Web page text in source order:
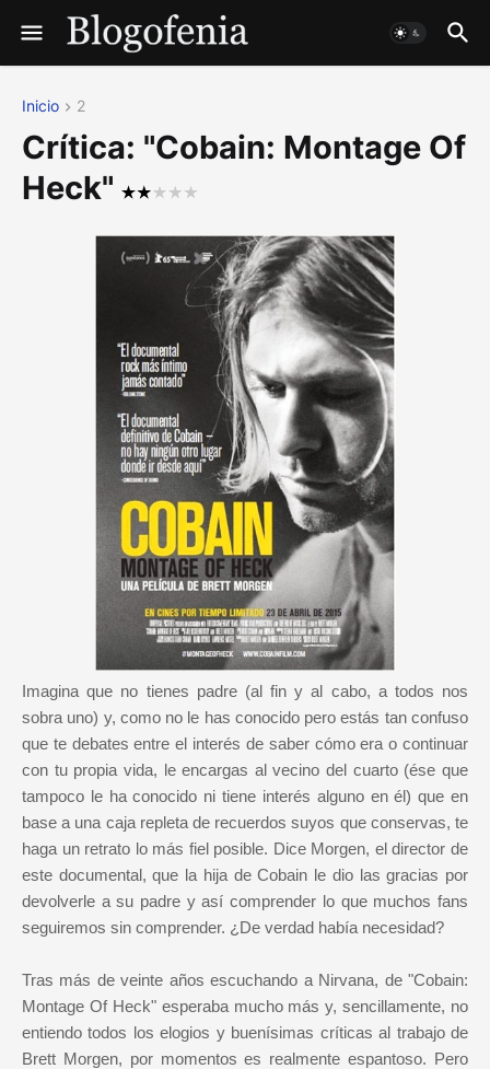
Inicio 2
Crítica: "Cobain: Montage Of
Heck"
Imagina que no tienes padre (al fin y al cabo, a todos nos
sobra uno) y, como no le has conocido pero estás tan confuso
que te debates entre el interés de saber cómo era o continuar
con tu propia vida, le encargas al vecino del cuarto (ése que
tampoco le ha conocido ni tiene interés alguno en él) que en
base a una caja repleta de recuerdos suyos que conservas, te
haga un retrato lo más fiel posible. Dice Morgen, el director de
este documental, que la hija de Cobain le dio las gracias por
devolverle a su padre y así comprender lo que muchos fans
seguiremos sin comprender. ¿De verdad había necesidad?
Tras más de veinte años escuchando a Nirvana, de "Cobain:
Montage Of Heck" esperaba mucho más y, sencillamente, no
entiendo todos los elogios y buenísimas críticas al trabajo de
Brett Morgen, por momentos es realmente espantoso. Pero